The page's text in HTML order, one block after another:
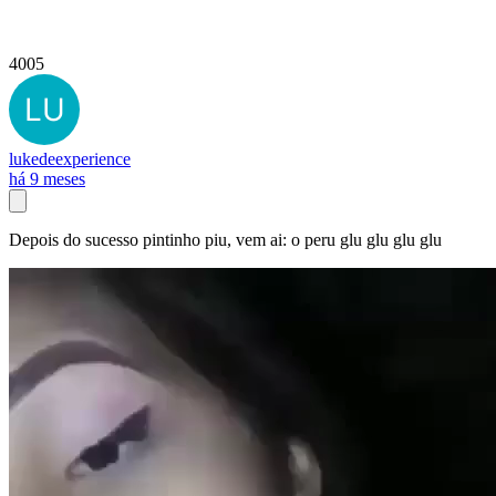
4005
lukedeexperience
há 9 meses
Depois do sucesso pintinho piu, vem ai: o peru glu glu glu glu